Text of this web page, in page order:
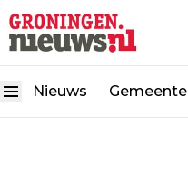
Nieuws Gemeente